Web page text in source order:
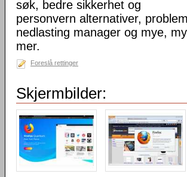
søk, bedre sikkerhet og
personvern alternativer,
nedlasting manager og mye,
mer.
Foreslå rettinger
Skjermbilder: